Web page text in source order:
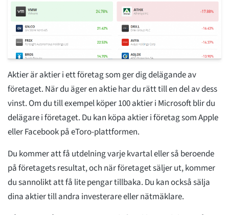
Aktier är aktier i ett företag som ger dig delägande av
företaget. När du äger en aktie har du rätt till en del av dess
vinst. Om du till exempel köper 100 aktier i Microsoft blir du
delägare i företaget. Du kan köpa aktier i företag som Apple
eller Facebook på eToro-plattformen.
Du kommer att få utdelning varje kvartal eller så beroende
på företagets resultat, och när företaget säljer ut, kommer
du sannolikt att få lite pengar tillbaka. Du kan också sälja
dina aktier till andra investerare eller nätmäklare.